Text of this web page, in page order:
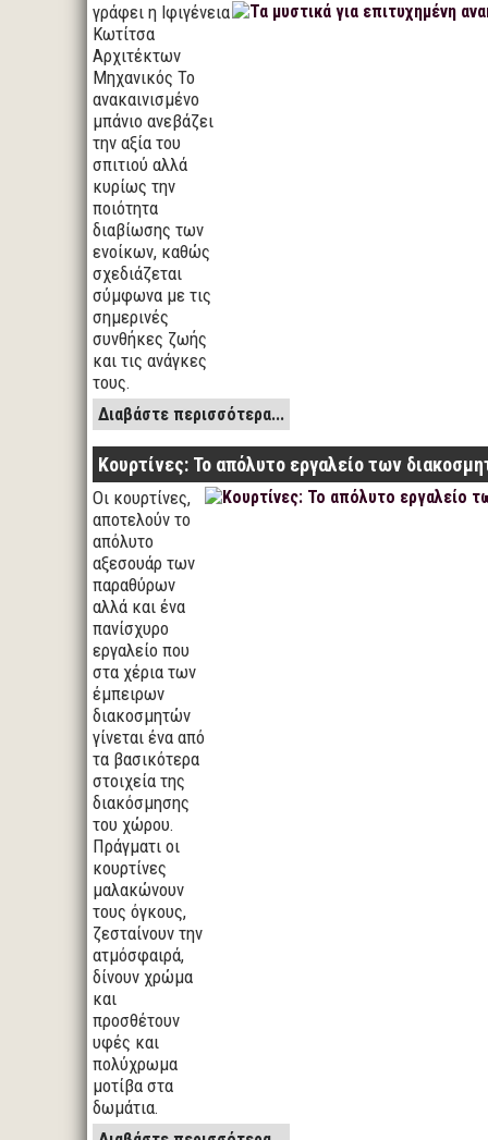
γράφει η Ιφιγένεια
Κωτίτσα
Αρχιτέκτων
Μηχανικός Το
ανακαινισμένο
μπάνιο ανεβάζει
την αξία του
σπιτιού αλλά
κυρίως την
ποιότητα
διαβίωσης των
ενοίκων, καθώς
σχεδιάζεται
σύμφωνα με τις
σημερινές
συνθήκες ζωής
και τις ανάγκες
τους.
Διαβάστε περισσότερα...
Κουρτίνες: Το απόλυτο εργαλείο των
Οι κουρτίνες,
αποτελούν το
απόλυτο
αξεσουάρ των
παραθύρων
αλλά και ένα
πανίσχυρο
εργαλείο που
στα χέρια των
έμπειρων
διακοσμητών
γίνεται ένα από
τα βασικότερα
στοιχεία της
διακόσμησης
του χώρου.
Πράγματι οι
κουρτίνες
μαλακώνουν
τους όγκους,
ζεσταίνουν την
ατμόσφαιρά,
δίνουν χρώμα
και
προσθέτουν
υφές και
πολύχρωμα
μοτίβα στα
δωμάτια.